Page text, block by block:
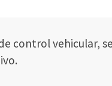
control vehicular,